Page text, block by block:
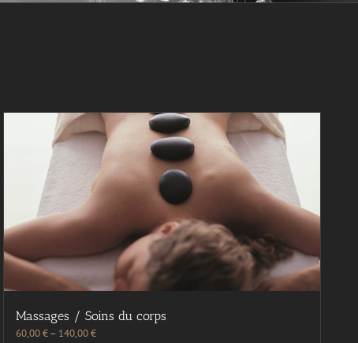
Massages / Soins du corps
60,00€– 140,00€